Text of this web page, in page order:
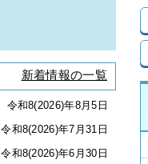
新着情報の一覧
令和8(2026)年8月5日
令和8(2026)年7月31日
令和8(2026)年6月30日